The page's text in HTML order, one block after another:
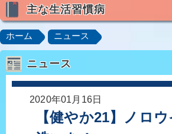
喫煙
食生活
主な生活習慣病
高血圧 脂質異常症（高脂血症）
肥満症／メタボリックシンドローム
脂肪肝／NAFLD／NASH
ロコモティブシンドローム／サルコ
ホーム ニュース
ニュース
2020年01月16日
【健やか21】ノロ